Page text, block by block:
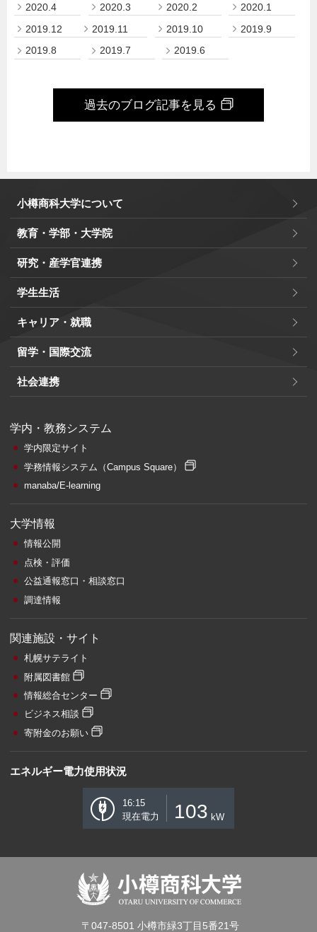
2020.4
2020.3 2020.2
2020.1
2019.12
2019.11 2019.10
2019.9
2019.8
2019.7 2019.6
過去のブログ記事を見る
小樽商科大学について
教育・学部・大学院
研究・産学官連携
学生生活
キャリア・就職
留学・国際交流
社会連携
学内・教務システム
学内限定サイト
学務情報システム （Campus Square）
manaba/E-learning
大学情報
情報公開
点検・評価
公益通報窓口・相談窓口
調達情報
関連施設・サイト
札幌サテライト
附属図書館
情報総合センター
ビジネス相談
寄附金のお願い
エネルギー電力使用状況
16:15
現在電力
103 kW
〒047-8501 小樽市緑3丁目5番21号